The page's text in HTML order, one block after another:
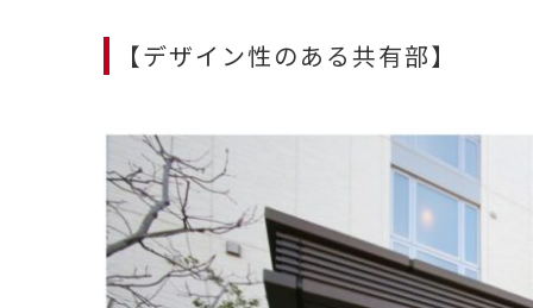
【デザイン性のある共有部】